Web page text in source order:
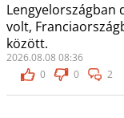
Lengyelországban
volt,
között.
2026.08.08 08:36
0
0 2